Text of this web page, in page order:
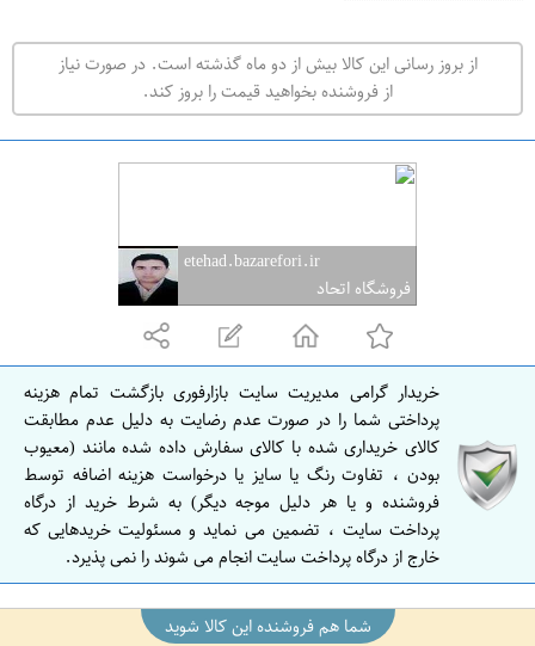
ت
ه
ر
ا
ن
ا
ص
ف
ه
ا
ن
از بروز رسانی این کالا بیش از دو ماه گذشته است. در صورت نیاز
از فروشنده بخواهید قیمت را بروز کند.
etehad.bazarefori.ir
فروشگاه اتحاد
خریدار گرامی مدیریت سایت بازارفوری بازگشت تمام هزینه
پرداختی شما را در صورت عدم رضایت به دلیل عدم مطابقت
کالای خریداری شده با کالای سفارش داده شده مانند (معیوب
بودن ، تفاوت رنگ یا سایز یا درخواست هزینه اضافه توسط
فروشنده و یا هر دلیل موجه دیگر) به شرط خرید از درگاه
پرداخت سایت ، تضمین می نماید و مسئولیت خریدهایی که
خارج از درگاه پرداخت سایت انجام می شوند را نمی پذیرد.
شما هم فروشنده این کالا شوید